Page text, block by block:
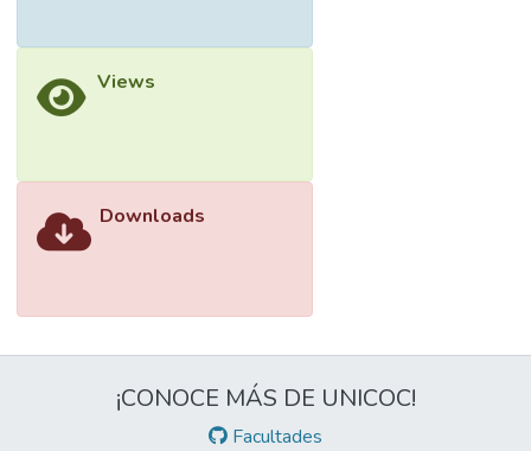
Views
Downloads
¡CONOCE MÁS DE UNICOC!
Facultades